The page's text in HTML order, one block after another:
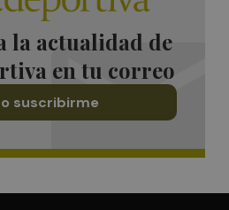
la actualidad de
en tu correo
suscribirme